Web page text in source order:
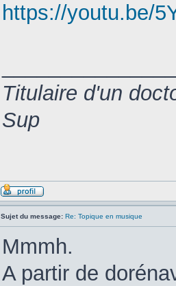
https://youtu.be/
Titulaire d'un
Sup
Sujet du message: Re: Topique en musique
Mmmh.
A partir de